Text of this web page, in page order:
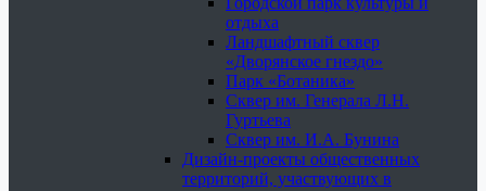
отдыха
Ландшафтный сквер
«Дворянское гнездо»
Парк «Ботаника»
Сквер им. Генерала Л.Н.
Гуртьева
Сквер им. И.А. Бунина
Дизайн-проекты общественных
территорий, участвующих в